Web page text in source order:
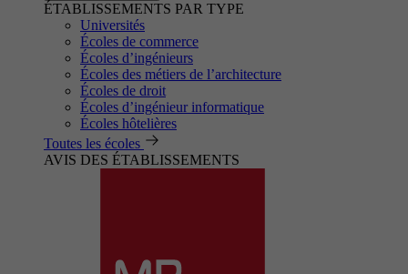
ÉTABLISSEMENTS PAR TYPE
Universités
Écoles de commerce
Écoles d’ingénieurs
Écoles des métiers de l’architecture
Écoles de droit
Écoles d’ingénieur informatique
Écoles hôtelières
Toutes les écoles
AVIS DES ÉTABLISSEMENTS